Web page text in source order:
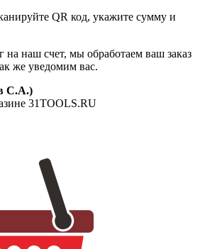
QR код, укажите сумму и
на наш счет, мы обработаем ваш заказ
же уведомим вас.
С.А.)